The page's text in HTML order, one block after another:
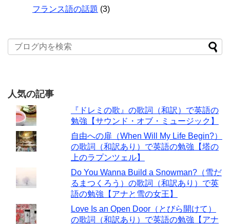
フランス語の話題 (3)
人気の記事
『ドレミの歌』の歌詞（和訳）で英語の
勉強【サウンド・オブ・ミュージック】
自由への扉（When Will My Life Begin?）
の歌詞（和訳あり）で英語の勉強【塔の
上のラプンツェル】
Do You Wanna Build a Snowman?（雪だ
るまつくろう）の歌詞（和訳あり）で英
語の勉強【アナと雪の女王】
Love Is an Open Door（とびら開けて）
の歌詞（和訳あり）で英語の勉強【アナ